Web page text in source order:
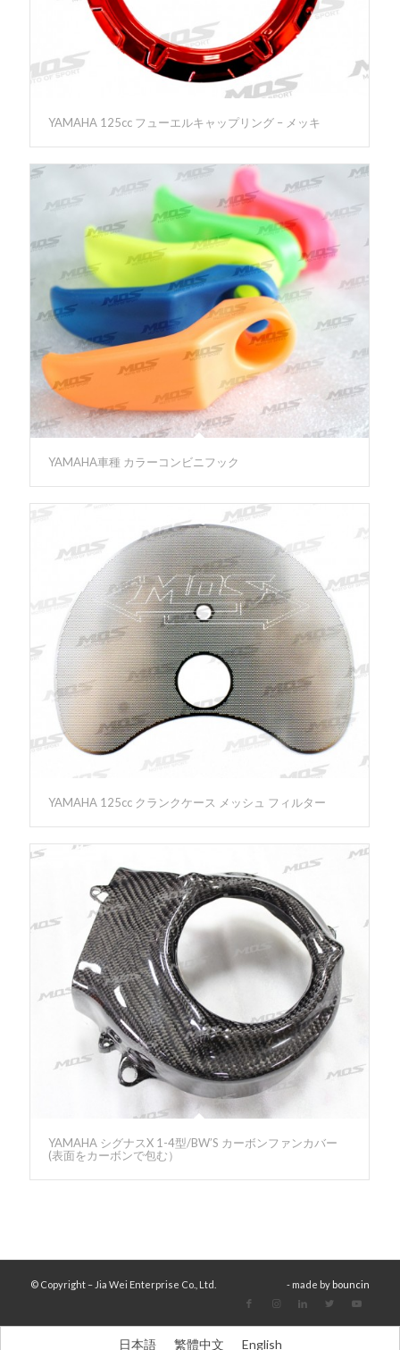
YAMAHA 125cc フューエルキャップリング – メッキ
YAMAHA車種 カラーコンビニフック
YAMAHA 125cc クランクケース メッシュ フィルター
YAMAHA シグナスX 1-4型/BW’S カーボンファンカバー
(表面をカーボンで包む）
© Copyright – Jia Wei Enterprise Co., Ltd. - made by bouncin
日本語 繁體中文 English